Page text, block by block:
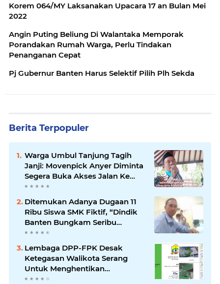
Korem 064/MY Laksanakan Upacara 17 an Bulan Mei
2022
Angin Puting Beliung Di Walantaka Memporak
Porandakan Rumah Warga, Perlu Tindakan
Penanganan Cepat
Pj Gubernur Banten Harus Selektif Pilih Plh Sekda
Berita Terpopuler
Warga Umbul Tanjung Tagih
Janji: Movenpick Anyer Diminta
Segera Buka Akses Jalan Ke
Pantai
Ditemukan Adanya Dugaan 11
Ribu Siswa SMK Fiktif, “Dindik
Banten Bungkam Seribu
Bahasa”
Lembaga DPP-FPK Desak
Ketegasan Walikota Serang
Untuk Menghentikan
Sementara Revitalisasi Alun-